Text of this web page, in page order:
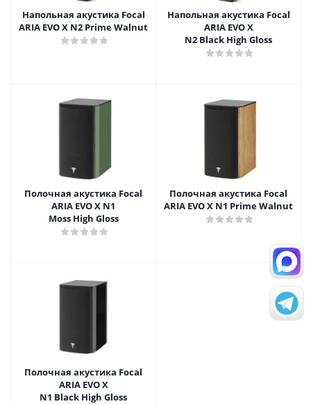
Напольная акустика Focal
ARIA EVO X N2 Prime Walnut
Напольная акустика Focal
ARIA EVO X
N2 Black High Gloss
Полочная акустика Focal
ARIA EVO X N1
Moss High Gloss
Полочная акустика Focal
ARIA EVO X N1 Prime Walnut
Полочная акустика Focal
ARIA EVO X
N1 Black High Gloss